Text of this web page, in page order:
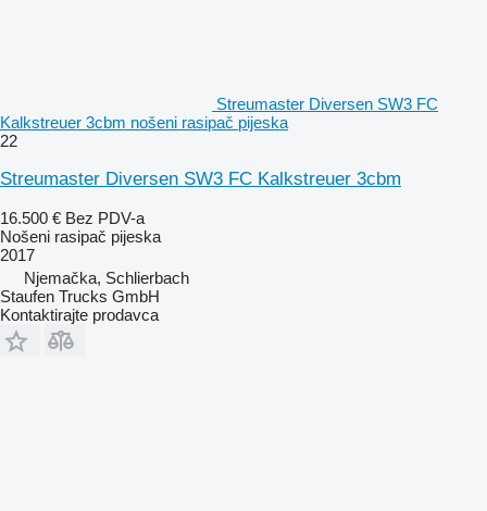
Streumaster Diversen SW3 FC
Kalkstreuer 3cbm nošeni rasipač pijeska
22
Streumaster Diversen SW3 FC Kalkstreuer 3cbm
16.500 € Bez PDV-a
Nošeni rasipač pijeska
2017
Njemačka, Schlierbach
Staufen Trucks GmbH
Kontaktirajte prodavca